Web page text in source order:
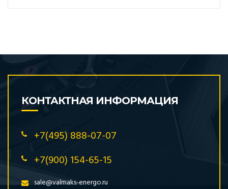
КОНТАКТНАЯ ИНФОРМАЦИЯ
+7(495) 888-07-07
+7(900) 154-65-15
sale@valmaks-energo.ru